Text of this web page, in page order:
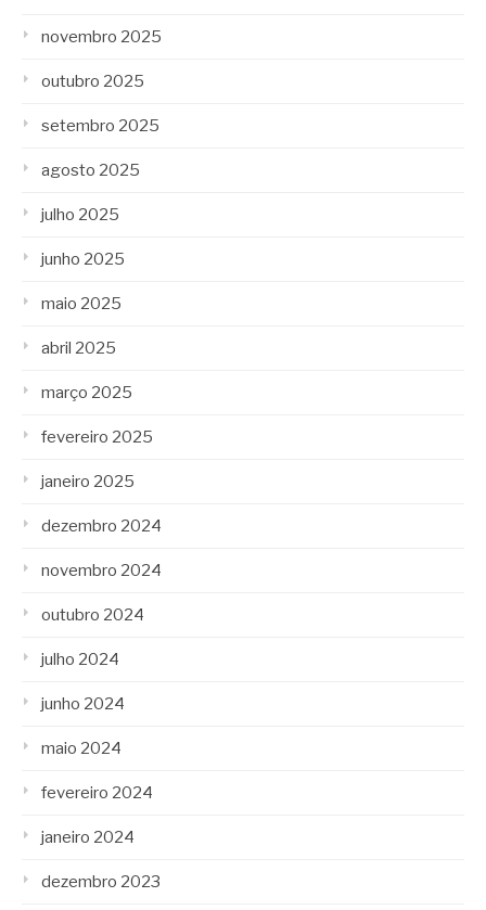
novembro 2025
outubro 2025
setembro 2025
agosto 2025
julho 2025
junho 2025
maio 2025
abril 2025
março 2025
fevereiro 2025
janeiro 2025
dezembro 2024
novembro 2024
outubro 2024
julho 2024
junho 2024
maio 2024
fevereiro 2024
janeiro 2024
dezembro 2023